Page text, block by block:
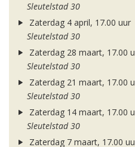
Sleutelstad 30
Zaterdag 4 april, 17.00 uur
Sleutelstad 30
Zaterdag 28 maart, 17.00
Sleutelstad 30
Zaterdag 21 maart, 17.00
Sleutelstad 30
Zaterdag 14 maart, 17.00
Sleutelstad 30
Zaterdag 7 maart, 17.00